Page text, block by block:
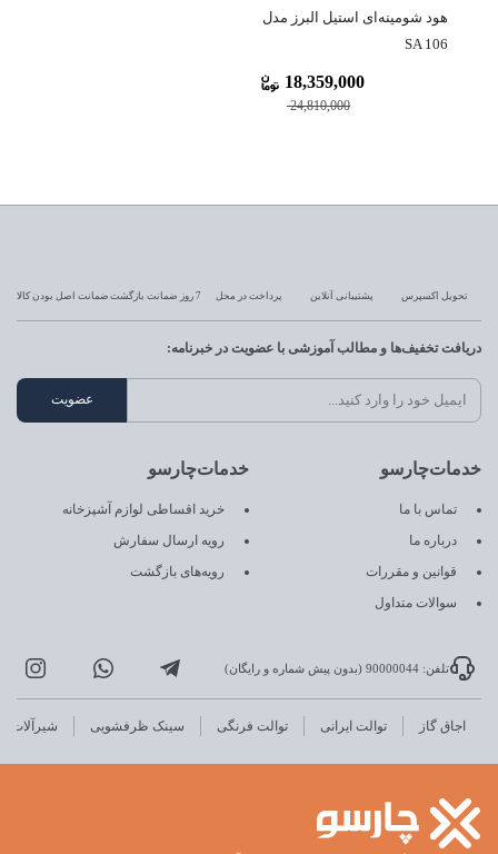
هود شومینه‌ای استیل البرز مدل
SA 106
24,810,000
18,359,000
تحویل اکسپرس پشتیبانی آنلاین پرداخت در محل 7 روز ضمانت بازگشت ضمانت اصل بودن کالا
خدمات‌چارسو
تماس با ما
درباره ما
قوانین و مقررات
سوالات متداول
خدمات‌چارسو
خرید اقساطی لوازم آشپزخانه
رویه ارسال سفارش
رویه‌های بازگشت
دریافت تخفیف‌ها و مطالب آموزشی با عضویت در خبرنامه:
تلفن: 90000044 (بدون پیش شماره و رایگان)
اجاق گاز توالت ایرانی توالت فرنگی سینک ظرفشویی شیرآلات